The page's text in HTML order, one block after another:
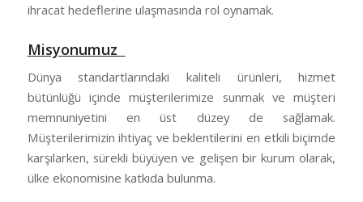
ihracat hedeflerine ulaşmasında rol oynamak.
Misyonumuz
Dünya standartlarındaki kaliteli ürünleri, hizmet
bütünlüğü içinde müşterilerimize sunmak ve müşteri
memnuniyetini en üst düzey de sağlamak.
Müşterilerimizin ihtiyaç ve beklentilerini en etkili biçimde
karşılarken, sürekli büyüyen ve gelişen bir kurum olarak,
ülke ekonomisine katkıda bulunma.